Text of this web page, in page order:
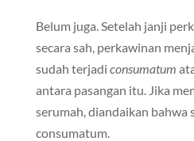
Belum juga. Setelah janji
secara sah, perkawinan
sudah terjadi consumatum
antara pasangan itu. Jika
serumah, diandaikan bahwa
consumatum.